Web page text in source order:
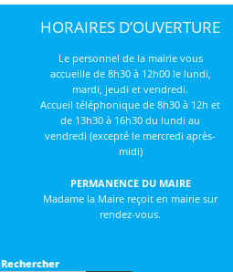
HORAIRES D’OUVERTURE
Le personnel de la mairie vous
accueille de 8h30 à 12h00 le lundi,
mardi, jeudi et vendredi.
Accueil téléphonique de 8h30 à 12h et
de 13h30 à 16h30 du lundi au
vendredi (excepté le mercredi après-
midi)
PERMANENCE DU MAIRE
Madame la Maire reçoit en mairie sur
rendez-vous.
Rechercher